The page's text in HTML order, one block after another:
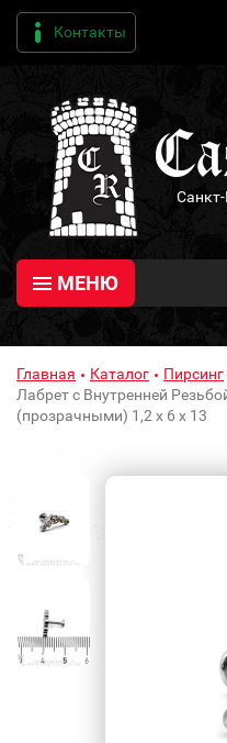
Контакты
Санкт-
МЕНЮ
Главная Каталог Пирсинг
Лабрет с Внутренней
(прозрачными) 1,2 х 6 х 13